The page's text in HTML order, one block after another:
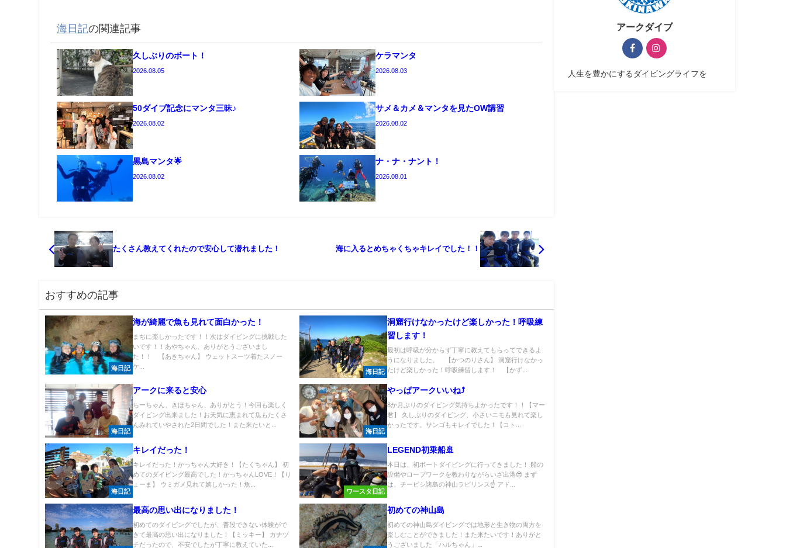
海日記の関連記事
久しぶりのボート！
2026.08.05
ケラマンタ
2026.08.03
50ダイブ記念にマンタ三昧♪
2026.08.02
サメ＆カメ＆マンタを見たOW講習
2026.08.02
黒島マンタ🌟
2026.08.02
ナ・ナ・ナント！
2026.08.01
たくさん教えてくれたので安心して潜れました！ 海に入るとめちゃくちゃキレイでした！！
おすすめの記事
海日記
海が綺麗で魚も見れて面白かった！
まぢに楽しかったです！！次はダイビングに挑戦した
いです！！あやちゃん、ありがとうございまし
た！！ 【あきちゃん】 ウェットスーツ着たスノー
ケ...
海日記
洞窟行けなかったけど楽しかった！呼吸練
習します！
最初は呼吸が分からず丁寧に教えてもらってできるよ
うになりました。 【かつのりさん】 洞窟行けなかっ
たけど楽しかった！呼吸練習します！ 【かず...
海日記
アークに来ると安心
ちーちゃん、きほちゃん、ありがとう！今回も楽しく
ダイビング出来ました！お天気に恵まれて魚もたくさ
んみれていやされた2日間でした！また来たいと...
海日記
やっぱアークいいね⤴
8か月ぶりのダイビング気持ちよかったです！！【マー
君】 久しぶりのダイビング、小さいニモも見れて楽し
かったです。サンゴもキレイでした！【コト...
海日記
キレイだった！
キレイだった！かっちゃん大好き！【たくちゃん】 初
めてのダイビング最高でした！かっちゃんLOVE！【り
ょーま】 ウミガメ見れて嬉しかった！魚...
ワースタ日記
LEGEND初乗船🚢
本日は、初ボートダイビングに行ってきました！ 船の
設備やロープワークを教わりながらいざ出港😎 まず
は、チービシ諸島の神山ラビリンス☝️ アド...
最高の思い出になりました！
初めてのダイビングでしたが、普段できない体験がで
きて最高の思い出になりました！【ミッキー】 カナヅ
チだったので、不安でしたが丁寧に教えていた...
初めての神山島
初めての神山島ダイビングでは地形と生き物の両方を
楽しむことができました！また来たいです！ありがと
うございました「ハルちゃん」...
アークダイブ
人生を豊かにするダイビングライフを